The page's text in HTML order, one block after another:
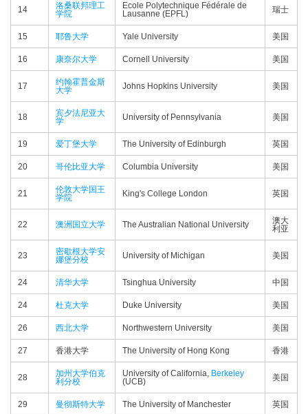
14
洛桑联邦理工
学院
Ecole Polytechnique Fédérale de
Lausanne (EPFL)
瑞士
15 耶鲁大学 Yale University 美国
16 康奈尔大学 Cornell University 美国
17
约翰霍普金斯
大学
Johns Hopkins University 美国
18
宾夕法尼亚大
学
University of Pennsylvania 美国
19 爱丁堡大学 The University of Edinburgh 英国
20 哥伦比亚大学 Columbia University 美国
21
伦敦大学国王
学院
King's College London 英国
22 澳洲国立大学 The Australian National University
澳大
利亚
23
密歇根大学安
娜堡分校
University of Michigan 美国
24 清华大学 Tsinghua University 中国
24 杜克大学 Duke University 美国
26 西北大学 Northwestern University 美国
27 香港大学 The University of Hong Kong 香港
28
加州大学伯克
利分校
University of California, Berkeley
(UCB)
美国
29 曼彻斯特大学 The University of Manchester 英国